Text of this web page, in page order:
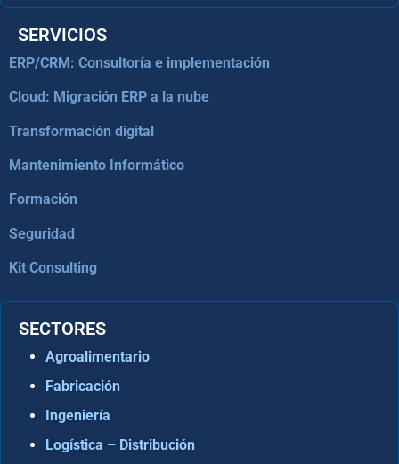
SERVICIOS
ERP/CRM: Consultoría e implementación
Cloud: Migración ERP a la nube
Transformación digital
Mantenimiento Informático
Formación
Seguridad
Kit Consulting
SECTORES
Agroalimentario
Fabricación
Ingeniería
Logística – Distribución